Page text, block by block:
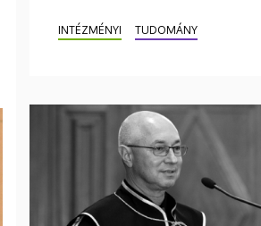
INTÉZMÉNYI TUDOMÁNY